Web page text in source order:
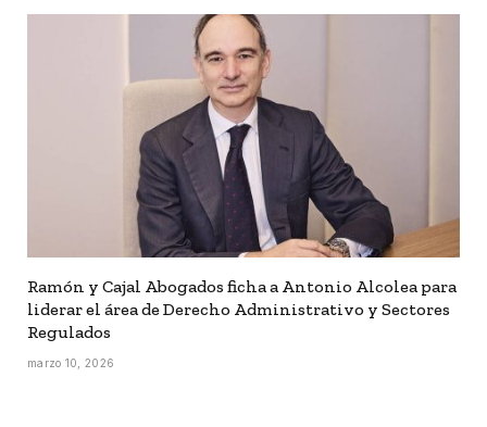
Ramón y Cajal Abogados ficha a Antonio Alcolea para
liderar el área de Derecho Administrativo y Sectores
Regulados
marzo 10, 2026